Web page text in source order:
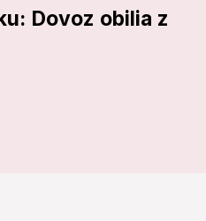
Dovoz obilia z